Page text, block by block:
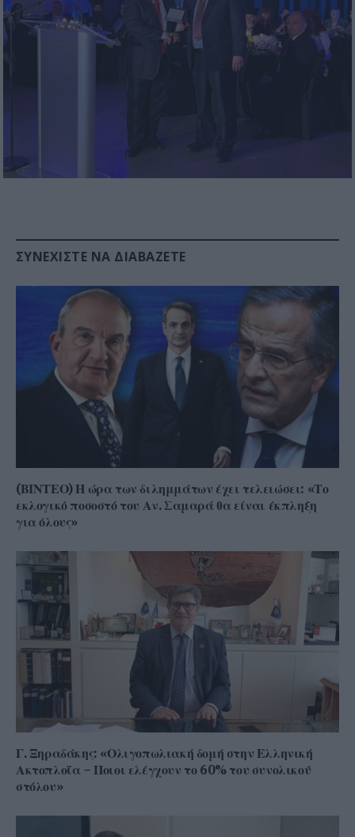
ΣΥΝΕΧΊΣΤΕ ΝΑ ΔΙΑΒΆΖΕΤΕ
(ΒΙΝΤΕΟ) Η ώρα των διλημμάτων έχει τελειώσει: «Το
εκλογικό ποσοστό του Αν. Σαμαρά θα είναι έκπληξη
για όλους»
Γ. Ξηραδάκης: «Ολιγοπωλιακή δομή στην Ελληνική
Ακτοπλοΐα – Ποιοι ελέγχουν το 60% του συνολικού
στόλου»